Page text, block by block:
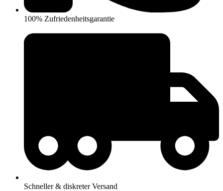
100% Zufriedenheitsgarantie
Schneller & diskreter Versand